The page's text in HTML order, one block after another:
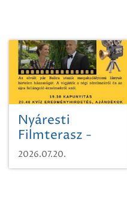
Nyáresti
Filmterasz -
Beugró a
Paradicsomba
2026.07.20.